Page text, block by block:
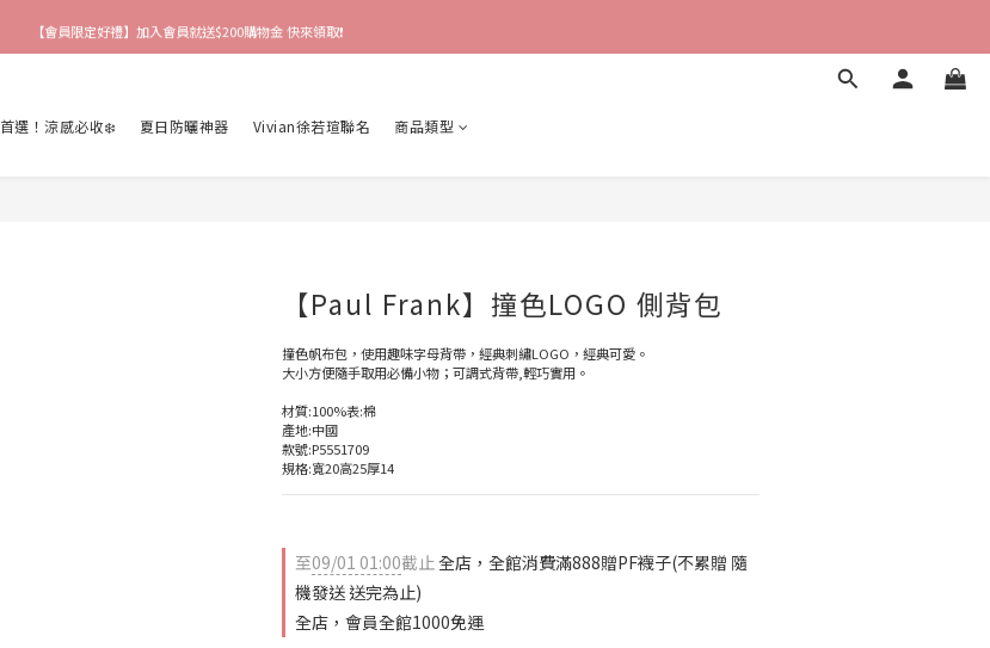
【爸氣猴厲害】 滿$888送襪子 再享吊飾加購價🎉
【會員限定好禮】加入會員就送$200購物金 快來領取❗
首選！涼感必收❄️ 夏日防曬神器 Vivian徐若瑄聯名 商品類型
【Paul Frank】撞色LOGO 側背包
撞色帆布包，使用趣味字母背帶，經典刺繡LOGO，經典可愛。
大小方便隨手取用必備小物；可調式背帶,輕巧實用。
材質:100%表:棉
產地:中國
款號:P5551709
規格:寬20高25厚14
至09/01 01:00截止全店，全館消費滿888贈PF襪子(不累贈 隨
機發送 送完為止)
全店，會員全館1000免運